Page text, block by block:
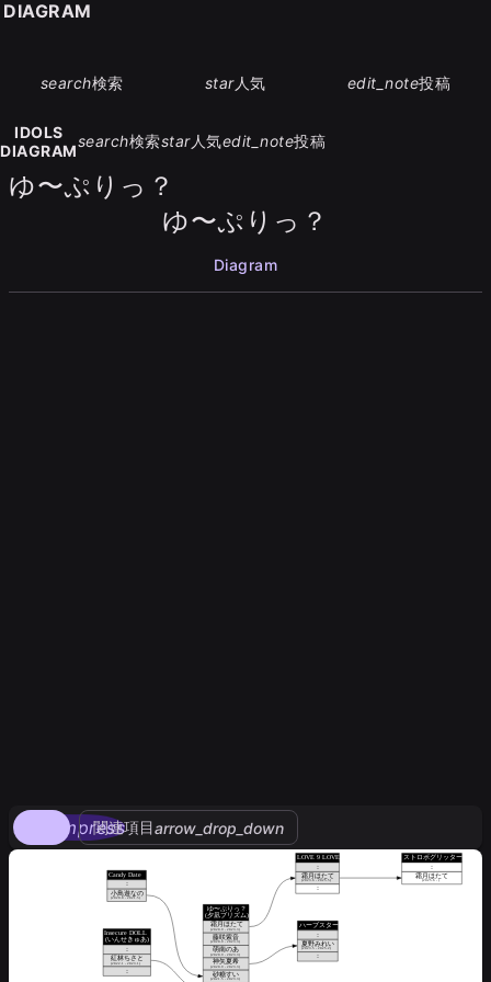
search検索 star人気 edit_note投稿
IDOLS
DIAGRAM
search検索star人気edit_note投稿
ゆ〜ぷりっ？
ゆ〜ぷりっ？
Diagram
compress
関連項目arrow_drop_down